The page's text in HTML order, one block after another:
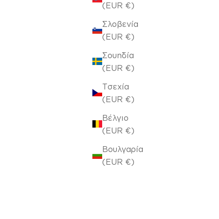
(EUR €)
Σλοβενία
(EUR €)
Σουηδία
(EUR €)
Τσεχία
(EUR €)
Βέλγιο
(EUR €)
Βουλγαρία
(EUR €)
πουφ 40x50x50cm Nadinia Perl Grey 137/01
Τιμή πώλησης
€39,20